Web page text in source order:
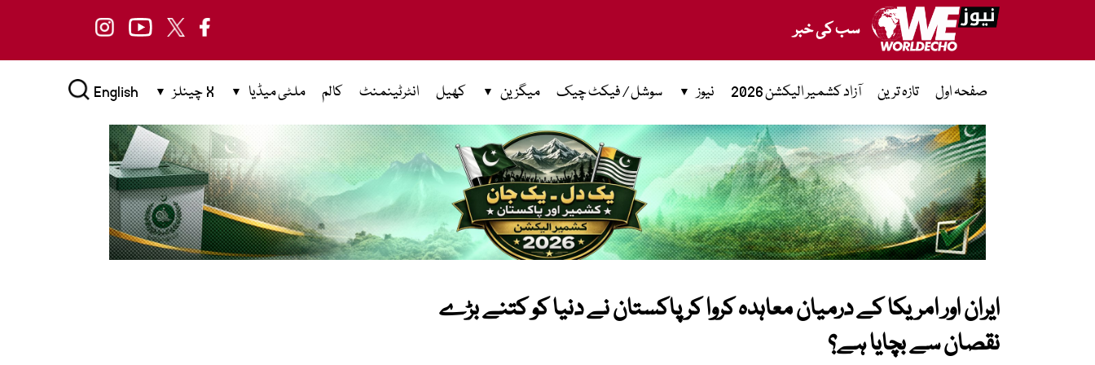
سب کی خبر
صفحہ اول تازہ ترین آزاد کشمیر الیکشن 2026 نیوز سوشل / فیکٹ چیک میگزین کھیل انٹرٹینمنٹ کالم ملٹی میڈیا X چینلز English
ایران اور امریکا کے درمیان معاہدہ کروا کر پاکستان نے دنیا کو کتنے بڑے
نقصان سے بچایا ہے؟